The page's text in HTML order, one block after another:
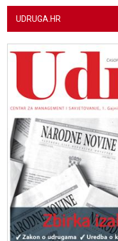
UDRUGA.HR